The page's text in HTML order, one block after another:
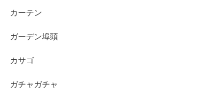
カーテン
ガーデン埠頭
カサゴ
ガチャガチャ